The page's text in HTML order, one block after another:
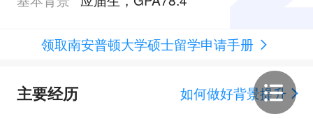
领取南安普顿大学硕士留学申请手册
主要经历
如何做好背景提升